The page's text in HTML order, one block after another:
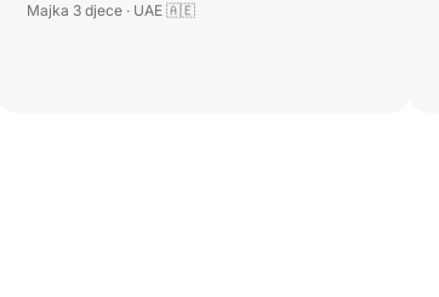
Majka 3 djece · UAE 🇦🇪